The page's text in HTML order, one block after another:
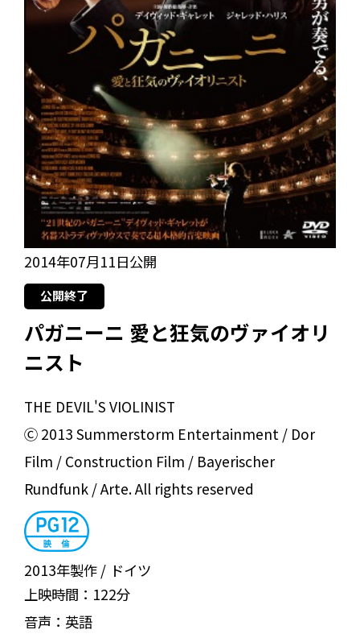
2014年07月11日公開
公開終了
パガニーニ 愛と狂気のヴァイオリ
ニスト
THE DEVIL'S VIOLINIST
Ⓒ 2013 Summerstorm Entertainment / Dor
Film / Construction Film / Bayerischer
Rundfunk / Arte. All rights reserved
2013年製作
ドイツ
上映時間： 122分
音声： 英語